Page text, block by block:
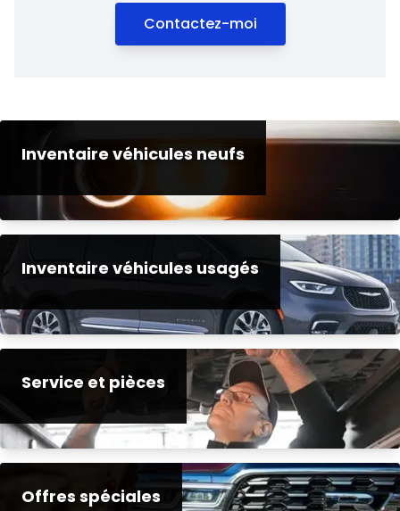
Contactez-moi
Inventaire véhicules neufs
Inventaire véhicules usagés
Service et pièces
Offres spéciales